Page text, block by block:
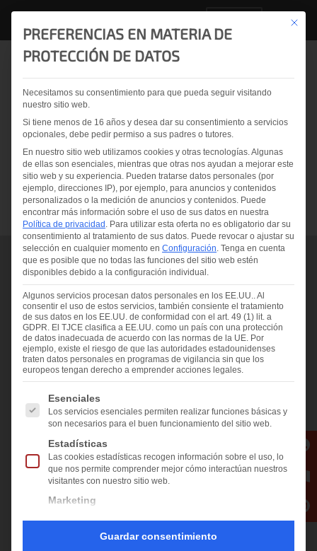
GRACIAS POR ENVIAR EL
FORMULARIO.
Nuestro equipo de ventas se pondrá en contacto
con usted en breve.
OFICINA DE VENTAS Y SERVICIOS
Europa - Asia - Oceanía -
Oriente Medio - África
Softsolution GmbH
Im Vogelsang 18
Austria
tel.: +43 7442 53988
sales@softsolution.at
OFICINA DE VENTAS Y SERVICIOS
América del Norte - América del Sur -
Este
PREFERENCIAS EN MATERIA DE
PROTECCIÓN DE DATOS
Necesitamos su consentimiento para que pueda seguir visitando
nuestro sitio web.
Si tiene menos de 16 años y desea dar su consentimiento a servicios
opcionales, debe pedir permiso a sus padres o tutores.
En nuestro sitio web utilizamos cookies y otras tecnologías. Algunas
de ellas son esenciales, mientras que otras nos ayudan a mejorar este
sitio web y su experiencia. Pueden tratarse datos personales (por
ejemplo, direcciones IP), por ejemplo, para anuncios y contenidos
personalizados o la medición de anuncios y contenidos. Puede
encontrar más información sobre el uso de sus datos en nuestra
Política de privacidad . Para utilizar esta oferta no es obligatorio dar su
consentimiento al tratamiento de sus datos. Puede revocar o ajustar su
selección en cualquier momento en Configuración. Tenga en cuenta
que es posible que no todas las funciones del sitio web estén
disponibles debido a la configuración individual.
Algunos servicios procesan datos personales en los EE.UU.. Al
consentir el uso de estos servicios, también consiente el tratamiento
de sus datos en los EE.UU. de conformidad con el art. 49 (1) lit. a
GDPR. El TJCE clasifica a EE.UU. como un país con una protección
de datos inadecuada de acuerdo con las normas de la UE. Por
ejemplo, existe el riesgo de que las autoridades estadounidenses
traten datos personales en programas de vigilancia sin que los
europeos tengan derecho a emprender acciones legales.
A continuación se enumeran los grupos de servicios
Esenciales
Los servicios esenciales permiten realizar funciones básicas y
son necesarios para el buen funcionamiento del sitio web.
Estadísticas
Las cookies estadísticas recogen información sobre el uso, lo
que nos permite comprender mejor cómo interactúan nuestros
visitantes con nuestro sitio web.
Marketing
Para ello, rastrean a los visitantes de los sitios web.
Guardar consentimiento